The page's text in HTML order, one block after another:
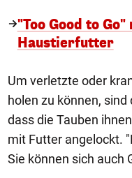
"Too Good to
Haustierfutter
Um verletzte oder
holen zu können,
dass die Tauben
mit Futter angelockt.
Sie können sich auch